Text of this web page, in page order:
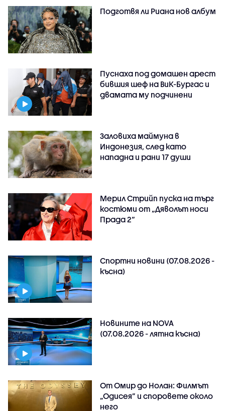
Подготвя ли Риана нов албум
Пуснаха под домашен арест
бившия шеф на ВиК-Бургас и
двамата му подчинени
Заловиха маймуна в
Индонезия, след като
нападна и рани 17 души
Мерил Стрийп пуска на търг
костюми от „Дяволът носи
Прада 2“
Спортни новини (07.08.2026 -
късна)
Новините на NOVA
(07.08.2026 - лятна късна)
От Омир до Нолан: Филмът
„Одисея” и споровете около
него